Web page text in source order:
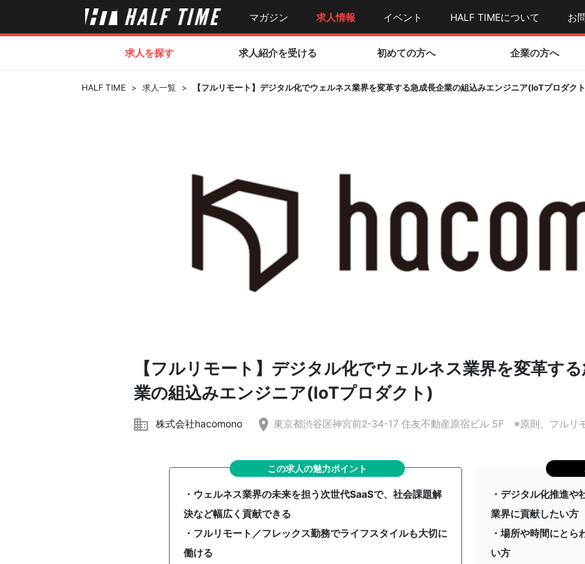
マガジン 求人情報 イベント HALF TIMEについて お
求人を探す 求人紹介を受ける 初めての方へ 企業の方へ
HALF TIME > 求人一覧 > 【フルリモート】デジタル化でウェルネス業界を変革する急成長企業の組込みエンジニア(IoTプロダク
【フルリモート】デジタル化でウェルネス業界を変革す
業の組込みエンジニア(IoTプロダクト)
株式会社hacomono 東京都渋谷区神宮前2-34-17 住友不動産原宿ビル 5F ※原則、フルリ
この求人の魅力ポイント
・ウェルネス業界の未来を担う次世代SaaSで、社会課題解
決など幅広く貢献できる
・フルリモート／フレックス勤務でライフスタイルも大切に
働ける
・デジタル化推進
業界に貢献したい方
・場所や時間にと
い方